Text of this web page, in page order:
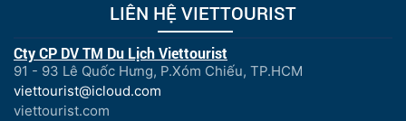
LIÊN HỆ VIETTOURIST
Cty CP DV TM Du Lịch Viettourist
91 - 93 Lê Quốc Hưng, P.Xóm Chiếu, TP.HCM
viettourist@icloud.com
viettourist.com